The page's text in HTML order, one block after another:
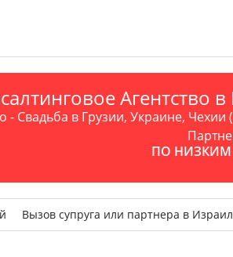
Агентство
- Свадьба в Грузии, Украине,
ПО
Вызов супруга или партнера в